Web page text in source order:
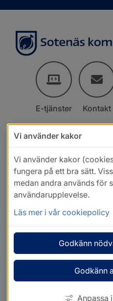
E-tjänster Kontakt
Vi använder kakor
Vi använder kakor
fungera på ett bra sätt.
medan andra används för
användarupplevelse.
Läs mer i vår cookiepolicy
Godkänn
Godkänn
Anpassa